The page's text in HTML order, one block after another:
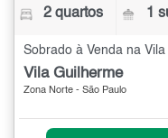
2 quartos 1
Sobrado à Venda na
Vila Guilherme
Zona Norte - São Paulo